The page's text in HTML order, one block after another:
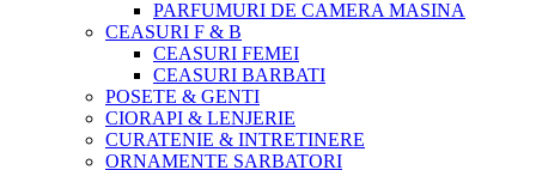
PARFUMURI DE CAMERA MASINA
CEASURI F & B
CEASURI FEMEI
CEASURI BARBATI
POSETE & GENTI
CIORAPI & LENJERIE
CURATENIE & INTRETINERE
ORNAMENTE SARBATORI